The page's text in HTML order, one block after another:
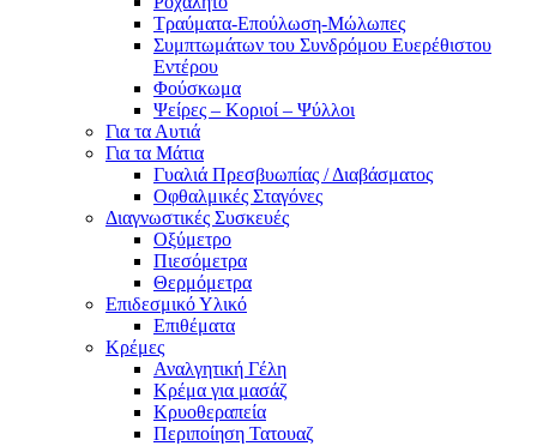
Τραύματα-Επούλωση-Μώλωπες
Συμπτωμάτων του Συνδρόμου Ευερέθιστου
Εντέρου
Φούσκωμα
Ψείρες – Κοριοί – Ψύλλοι
Για τα Αυτιά
Για τα Μάτια
Γυαλιά Πρεσβυωπίας / Διαβάσματος
Οφθαλμικές Σταγόνες
Διαγνωστικές Συσκευές
Οξύμετρο
Πιεσόμετρα
Θερμόμετρα
Επιδεσμικό Υλικό
Επιθέματα
Κρέμες
Αναλγητική Γέλη
Κρέμα για μασάζ
Κρυοθεραπεία
Περιποίηση Τατουαζ